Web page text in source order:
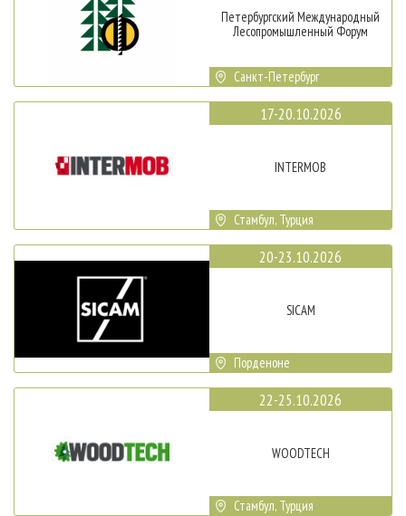
Петербургский Международный
Лесопромышленный Форум
Санкт-Петербург
17-20.10.2026
INTERMOB
Стамбул, Турция
20-23.10.2026
SICAM
Порденоне
22-25.10.2026
WOODTECH
Стамбул, Турция